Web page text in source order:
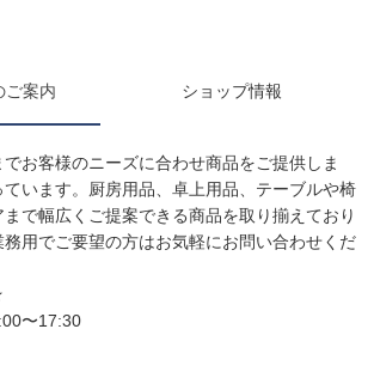
ご案内 ショップ情報
お客様のニーズに合わせ商品をご提供しま
います。厨房用品、卓上用品、テーブルや椅
で幅広くご提案できる商品を取り揃えており
務用でご要望の方はお気軽にお問い合わせくだ
金曜日9:00〜17:30
祭日は休業